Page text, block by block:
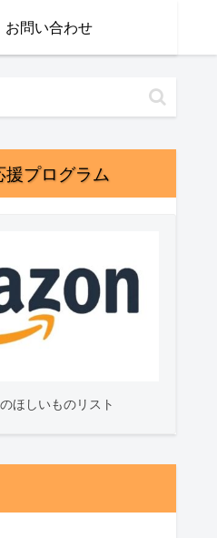
お問い合わせ
プログラム
ほしいものリスト